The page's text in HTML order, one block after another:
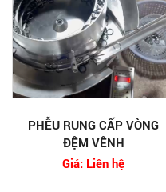
PHỄU RUNG CẤP VÒNG
ĐỆM VÊNH
Giá: Liên hệ